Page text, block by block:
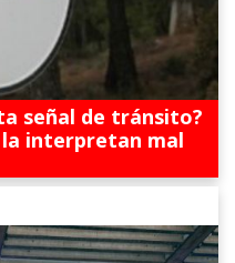
señal de tránsito?
interpretan mal